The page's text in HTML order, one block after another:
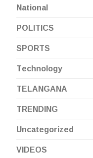
National
POLITICS
SPORTS
Technology
TELANGANA
TRENDING
Uncategorized
VIDEOS